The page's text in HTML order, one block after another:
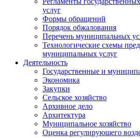
услуг
Формы обращений
Порядок обжалования
Перечень муниципальных
Технологические схемы
муниципальных услуг
Деятельность
Государственные и
Экономика
Закупки
Сельское хозяйство
Архивное дело
Архитектура
Муниципальное хозяйство
Оценка регулирующего